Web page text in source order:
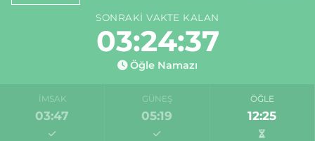
SONRAKI VAKTE KALAN
03:24:37
Öğle Namazı
İMSAK
03:47
GÜNEŞ
05:19
ÖĞLE
12:25